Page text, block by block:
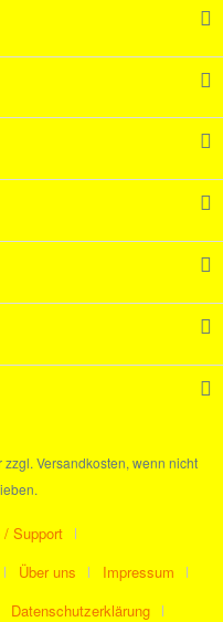
Versandkosten, wenn nicht
/ Support
Über uns
Impressum
Datenschutzerklärung